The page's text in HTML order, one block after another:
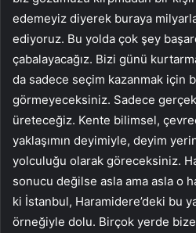
edemeyiz diyerek buraya
ediyoruz. Bu yolda çok şey
çabalayacağız. Bizi günü
da sadece seçim kazanmak için
görmeyeceksiniz. Sadece
üreteceğiz. Kente bilimsel,
yaklaşımın deyimiyle, deyim
yolculuğu olarak göreceksiniz.
sonucu değilse asla ama asla o
ki İstanbul, Haramidere’deki bu
örneğiyle dolu. Birçok yerde bize